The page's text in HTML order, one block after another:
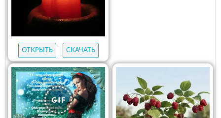
ОТКРЫТЬ СКАЧАТЬ